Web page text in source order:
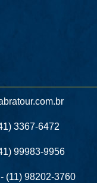
3367-6472
99983-9956
(11) 98202-3760